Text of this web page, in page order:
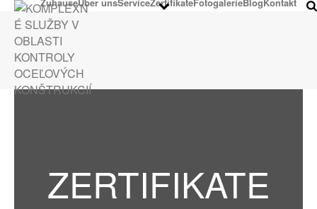
ZERTIFIKATE